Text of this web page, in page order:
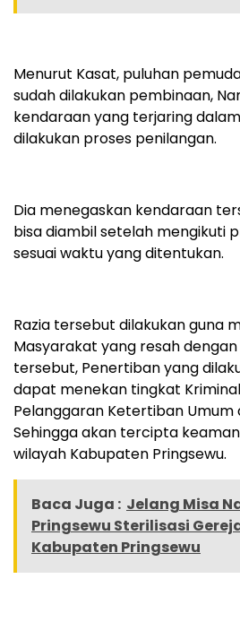
Menurut Kasat, puluhan
sudah dilakukan pembinaan,
kendaraan yang terjaring
dilakukan proses penilangan.
Dia menegaskan kendaraan
bisa diambil setelah mengikuti
sesuai waktu yang ditentukan.
Razia tersebut dilakukan guna
Masyarakat yang resah
tersebut, Penertiban yang
dapat menekan tingkat
Pelanggaran Ketertiban Umum
Sehingga akan tercipta
wilayah Kabupaten Pringsewu.
Baca Juga : Jelang Misa
Pringsewu Sterilisasi
Kabupaten Pringsewu